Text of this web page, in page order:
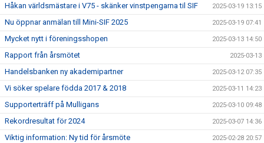
Håkan världsmästare i V75 - skänker vinstpengarna til SIF 2025-03-19 13:15
Nu öppnar anmälan till Mini-SIF 2025 2025-03-19 07:41
Mycket nytt i föreningsshopen 2025-03-13 14:50
Rapport från årsmötet 2025-03-13
Handelsbanken ny akademipartner 2025-03-12 07:35
Vi söker spelare födda 2017 & 2018 2025-03-11 14:23
Supporterträff på Mulligans 2025-03-10 09:48
Rekordresultat för 2024 2025-03-07 14:36
Viktig information: Ny tid för årsmöte 2025-02-28 20:57